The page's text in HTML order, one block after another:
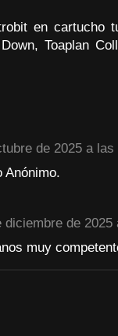
en cartucho
Toaplan
de 2025 a las
Anónimo.
diciembre de 2025
muy